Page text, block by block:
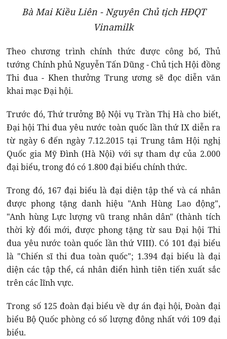
Bà Mai Kiều Liên - Nguyên Chủ tịch HĐQT
Vinamilk
Theo chương trình chính thức được công bố, Thủ
tướng Chính phủ Nguyễn Tấn Dũng - Chủ tịch Hội đồng
Thi đua - Khen thưởng Trung ương sẽ đọc diễn văn
khai mạc Đại hội.
Trước đó, Thứ trưởng Bộ Nội vụ Trần Thị Hà cho biết,
Đại hội Thi đua yêu nước toàn quốc lần thứ IX diễn ra
từ ngày 6 đến ngày 7.12.2015 tại Trung tâm Hội nghị
Quốc gia Mỹ Đình (Hà Nội) với sự tham dự của 2.000
đại biểu, trong đó có 1.800 đại biểu chính thức.
Trong đó, 167 đại biểu là đại diện tập thể và cá nhân
được phong tặng danh hiệu "Anh Hùng Lao động",
"Anh hùng Lực lượng vũ trang nhân dân" (thành tích
thời kỳ đổi mới, được phong tặng từ sau Đại hội Thi
đua yêu nước toàn quốc lần thứ VIII). Có 101 đại biểu
là "Chiến sĩ thi đua toàn quốc"; 1.394 đại biểu là đại
diện các tập thể, cá nhân điển hình tiên tiến xuất sắc
trên các lĩnh vực.
Trong số 125 đoàn đại biểu về dự án đại hội, Đoàn đại
biểu Bộ Quốc phòng có số lượng đông nhất với 109 đại
biểu.